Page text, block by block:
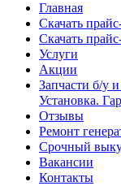
Главная
Скачать
Скачать
Услуги
Акции
Запчасти б/у
Установка.
Отзывы
Ремонт
Cрочный
Вакансии
Контакты